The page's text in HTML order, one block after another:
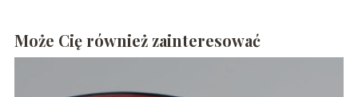
Może Cię również zainteresować